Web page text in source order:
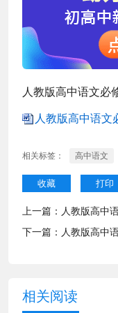
人教版高中语文必
人教版高中语文
相关标签： 高中语文
收藏 打印
上一篇： 人教版高中
下一篇： 人教版高中
相关阅读